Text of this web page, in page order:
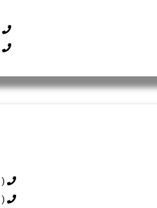
( 15دقیقه ) : 182000 تومان
( 25دقیقه ) : 296000 تومان